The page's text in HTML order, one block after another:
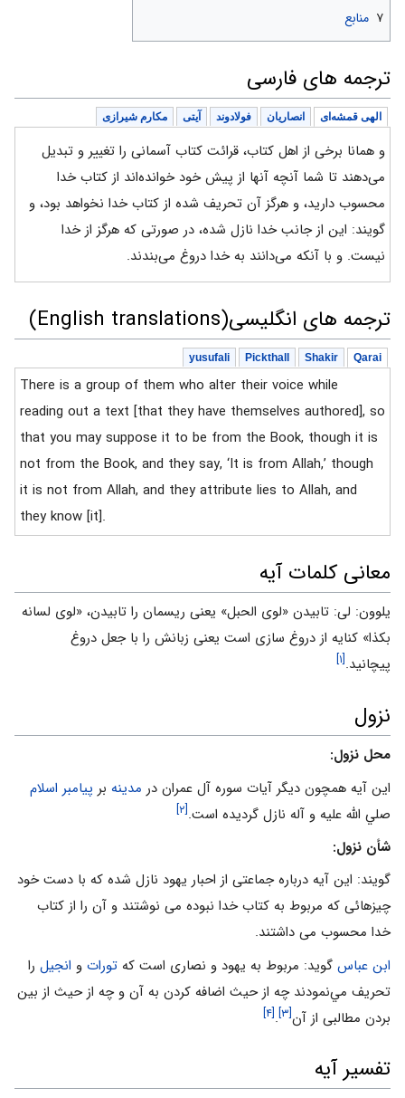
۷ منابع
ترجمه های فارسی
الهی قمشه‌ای انصاریان فولادوند آیتی مکارم شیرازی
و همانا برخی از اهل کتاب، قرائت کتاب آسمانی را تغییر و تبدیل
می‌دهند تا شما آنچه آنها از پیش خود خوانده‌اند از کتاب خدا
محسوب دارید، و هرگز آن تحریف شده از کتاب خدا نخواهد بود، و
گویند: این از جانب خدا نازل شده، در صورتی که هرگز از خدا
نیست. و با آنکه می‌دانند به خدا دروغ می‌بندند.
ترجمه های انگلیسی(English translations)
Qarai
Shakir
Pickthall
yusufali
There is a group of them who alter their voice while
reading out a text [that they have themselves authored], so
that you may suppose it to be from the Book, though it is
not from the Book, and they say, ‘It is from Allah,’ though
it is not from Allah, and they attribute lies to Allah, and
they know [it].
معانی کلمات آیه
يلوون: لى: تابيدن «لوى الحبل» يعنى ريسمان را تابيدن، «لوى لسانه
بكذا» كنايه از دروغ سازى است يعنى زبانش را با جعل دروغ
پيچانيد.[۱]
نزول
محل نزول:
اين آيه همچون ديگر آيات سوره آل عمران در مدينه بر پيامبر اسلام
صلي الله عليه و آله نازل گرديده است.[۲]
شأن نزول:
گويند: اين آيه درباره جماعتى از احبار يهود نازل شده كه با دست خود
چيزهائى كه مربوط به كتاب خدا نبوده مى نوشتند و آن را از كتاب
خدا محسوب مى داشتند.
ابن عباس گويد: مربوط به يهود و نصارى است كه تورات و انجيل را
تحريف مي‌نمودند چه از حيث اضافه كردن به آن و چه از حيث از بين
بردن مطالبى از آن[۳] .[۴]
تفسیر آیه